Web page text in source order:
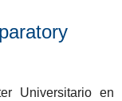
Universitario en